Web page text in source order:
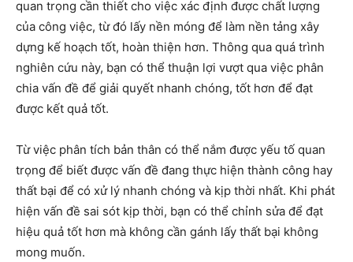
quan trọng cần thiết cho việc xác định được chất lượng
của công việc, từ đó lấy nền móng để làm nền tảng xây
dựng kế hoạch tốt, hoàn thiện hơn. Thông qua quá trình
nghiên cứu này, bạn có thể thuận lợi vượt qua việc phân
chia vấn đề để giải quyết nhanh chóng, tốt hơn để đạt
được kết quả tốt.
Từ việc phân tích bản thân có thể nắm được yếu tố quan
trọng để biết được vấn đề đang thực hiện thành công hay
thất bại để có xử lý nhanh chóng và kịp thời nhất. Khi phát
hiện vấn đề sai sót kịp thời, bạn có thể chỉnh sửa để đạt
hiệu quả tốt hơn mà không cần gánh lấy thất bại không
mong muốn.